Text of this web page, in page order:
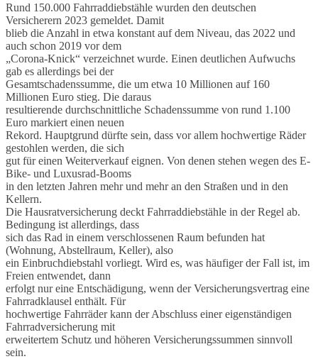
Rund 150.000 Fahrraddiebstähle wurden den deutschen
Versicherern 2023 gemeldet. Damit
blieb die Anzahl in etwa konstant auf dem Niveau, das 2022 und
auch schon 2019 vor dem
„Corona-Knick“ verzeichnet wurde. Einen deutlichen Aufwuchs
gab es allerdings bei der
Gesamtschadenssumme, die um etwa 10 Millionen auf 160
Millionen Euro stieg. Die daraus
resultierende durchschnittliche Schadenssumme von rund 1.100
Euro markiert einen neuen
Rekord. Hauptgrund dürfte sein, dass vor allem hochwertige Räder
gestohlen werden, die sich
gut für einen Weiterverkauf eignen. Von denen stehen wegen des E-
Bike- und Luxusrad-Booms
in den letzten Jahren mehr und mehr an den Straßen und in den
Kellern.
Die Hausratversicherung deckt Fahrraddiebstähle in der Regel ab.
Bedingung ist allerdings, dass
sich das Rad in einem verschlossenen Raum befunden hat
(Wohnung, Abstellraum, Keller), also
ein Einbruchdiebstahl vorliegt. Wird es, was häufiger der Fall ist, im
Freien entwendet, dann
erfolgt nur eine Entschädigung, wenn der Versicherungsvertrag eine
Fahrradklausel enthält. Für
hochwertige Fahrräder kann der Abschluss einer eigenständigen
Fahrradversicherung mit
erweitertem Schutz und höheren Versicherungssummen sinnvoll
sein.